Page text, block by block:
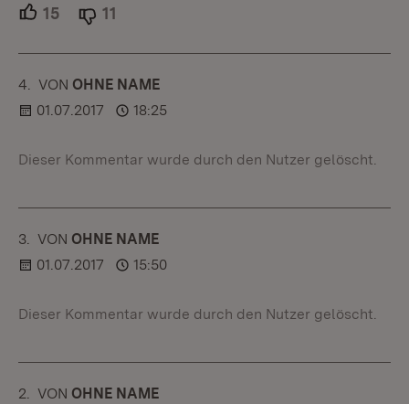
15 Unterstützer.
11
4. KOMMENTAR
VON :OHNE NAME
01.07.2017
18:25
Dieser Kommentar wurde durch den Nutzer gelöscht.
3. KOMMENTAR
VON :OHNE NAME
01.07.2017
15:50
Dieser Kommentar wurde durch den Nutzer gelöscht.
2. KOMMENTAR
VON :OHNE NAME